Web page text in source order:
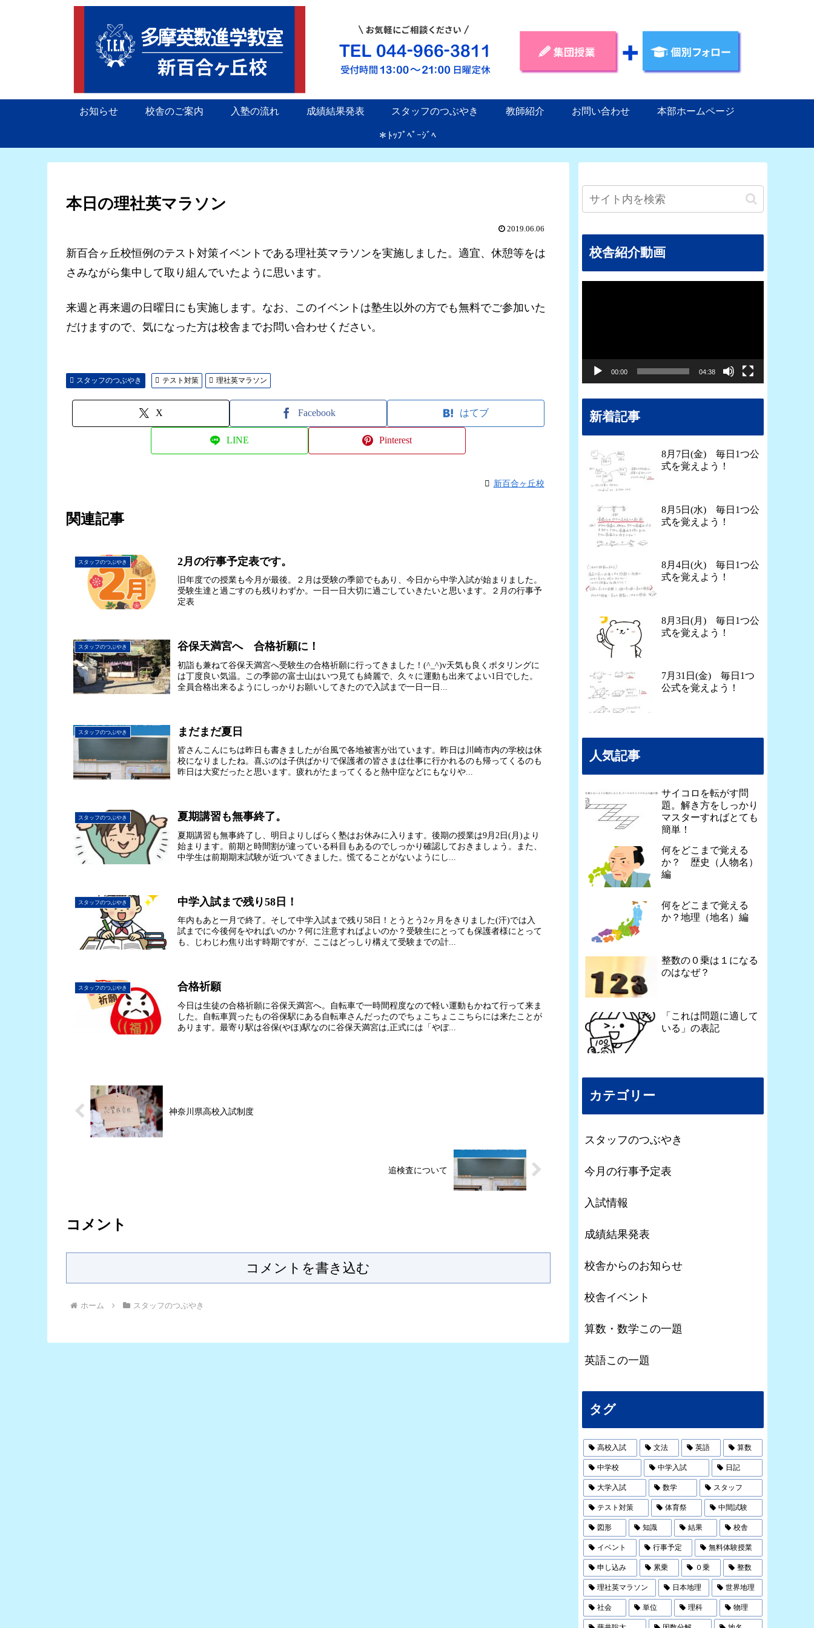
お知らせ 校舎のご案内 入塾の流れ 成績結果発表 スタッフのつぶやき 教師紹介 お問い合わせ 本部ホームページ
＊ﾄｯﾌﾟﾍﾟｰｼﾞﾍ
本日の理社英マラソン
2019.06.06
新百合ヶ丘校恒例のテスト対策イベントである理社英マラソンを実施しました。適宜、休憩等をは
さみながら集中して取り組んでいたように思います。
来週と再来週の日曜日にも実施します。なお、このイベントは塾生以外の方でも無料でご参加いた
だけますので、気になった方は校舎までお問い合わせください。
スタッフのつぶやき テスト対策 理社英マラソン
X Facebook はてブ
LINE Pinterest
新百合ヶ丘校
関連記事
スタッフのつぶやき 2月の行事予定表です。
旧年度での授業も今月が最後。２月は受験の季節でもあり、今日から中学入試が始まりました。
受験生達と過ごすのも残りわずか。一日一日大切に過ごしていきたいと思います。２月の行事予
定表
スタッフのつぶやき 谷保天満宮へ 合格祈願に！
初詣も兼ねて谷保天満宮へ受験生の合格祈願に行ってきました！(^_^)v天気も良くポタリングに
は丁度良い気温。この季節の富士山はいつ見ても綺麗で、久々に運動も出来てよい1日でした。
全員合格出来るようにしっかりお願いしてきたので入試まで一日一日...
スタッフのつぶやき まだまだ夏日
皆さんこんにちは昨日も書きましたが台風で各地被害が出ています。昨日は川崎市内の学校は休
校になりましたね。喜ぶのは子供ばかりで保護者の皆さまは仕事に行かれるのも帰ってくるのも
昨日は大変だったと思います。疲れがたまってくると熱中症などにもなりや...
スタッフのつぶやき 夏期講習も無事終了。
夏期講習も無事終了し、明日よりしばらく塾はお休みに入ります。後期の授業は9月2日(月)より
始まります。前期と時間割が違っている科目もあるのでしっかり確認しておきましょう。また、
中学生は前期期末試験が近づいてきました。慌てることがないようにし...
スタッフのつぶやき 中学入試まで残り58日！
年内もあと一月で終了。そして中学入試まで残り58日！とうとう2ヶ月をきりました(汗)では入
試までに今後何をやればいのか？何に注意すればよいのか？受験生にとっても保護者様にとって
も、じわじわ焦り出す時期ですが、ここはどっしり構えて受験までの計...
スタッフのつぶやき 合格祈願
今日は生徒の合格祈願に谷保天満宮へ。自転車で一時間程度なので軽い運動もかねて行って来ま
した。自転車買ったもの谷保駅にある自転車さんだったのでちょこちょここちらには来たことが
あります。最寄り駅は谷保(やほ)駅なのに谷保天満宮は,正式には「やぼ...
神奈川県高校入試制度
追検査について
コメント
コメントを書き込む
ホーム スタッフのつぶやき
校舎紹介動画
ヤ
00:00 04:38
新着記事
8月7日(金) 毎日1つ公
式を覚えよう！
8月5日(水) 毎日1つ公
式を覚えよう！
8月4日(火) 毎日1つ公
式を覚えよう！
8月3日(月) 毎日1つ公
式を覚えよう！
7月31日(金) 毎日1つ
公式を覚えよう！
人気記事
サイコロを転がす問
題。解き方をしっかり
マスターすればとても
簡単！
何をどこまで覚える
か？ 歴史（人物名）
編
何をどこまで覚える
か？地理（地名）編
整数の０乗は１になる
のはなぜ？
「これは問題に適して
いる」の表記
カテゴリー
スタッフのつぶやき
今月の行事予定表
入試情報
成績結果発表
校舎からのお知らせ
校舎イベント
算数・数学この一題
英語この一題
タグ
高校入試 文法 英語 算数
中学校 中学入試 日記
大学入試 数学 スタッフ
テスト対策 体育祭 中間試験
図形 知識 結果 校舎
イベント 行事予定 無料体験授業
申し込み 累乗 ０乗 整数
理社英マラソン 日本地理 世界地理
社会 単位 理科 物理